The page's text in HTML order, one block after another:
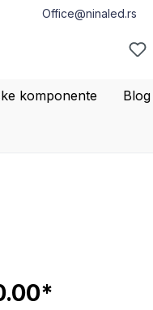
Office@ninaled.rs
komponente Blog